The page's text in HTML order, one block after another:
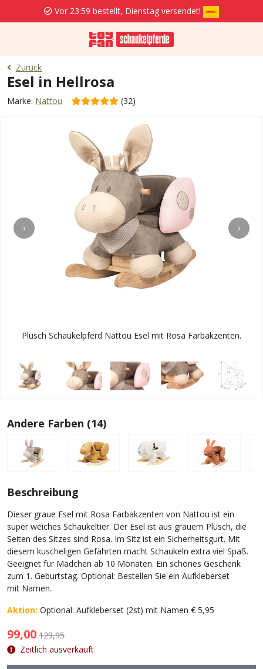
Vor 23:59 bestellt, Dienstag versendet!
Zurück
Esel in Hellrosa
Marke: Nattou (32)
‹ ›
Plüsch Schaukelpferd Nattou Esel mit Rosa Farbakzenten.
Andere Farben (14)
Beschreibung
Dieser graue Esel mit Rosa Farbakzenten von Nattou ist ein
super weiches Schaukeltier. Der Esel ist aus grauem Plüsch, die
Seiten des Sitzes sind Rosa. Im Sitz ist ein Sicherheitsgurt. Mit
diesem kuscheligen Gefährten macht Schaukeln extra viel Spaß.
Geeignet für Mädchen ab 10 Monaten. Ein schönes Geschenk
zum 1. Geburtstag. Optional: Bestellen Sie ein Aufkleberset
mit Namen.
Aktion: Optional: Aufkleberset (2st) mit Namen € 5,95
99,00 129,95
Zeitlich ausverkauft